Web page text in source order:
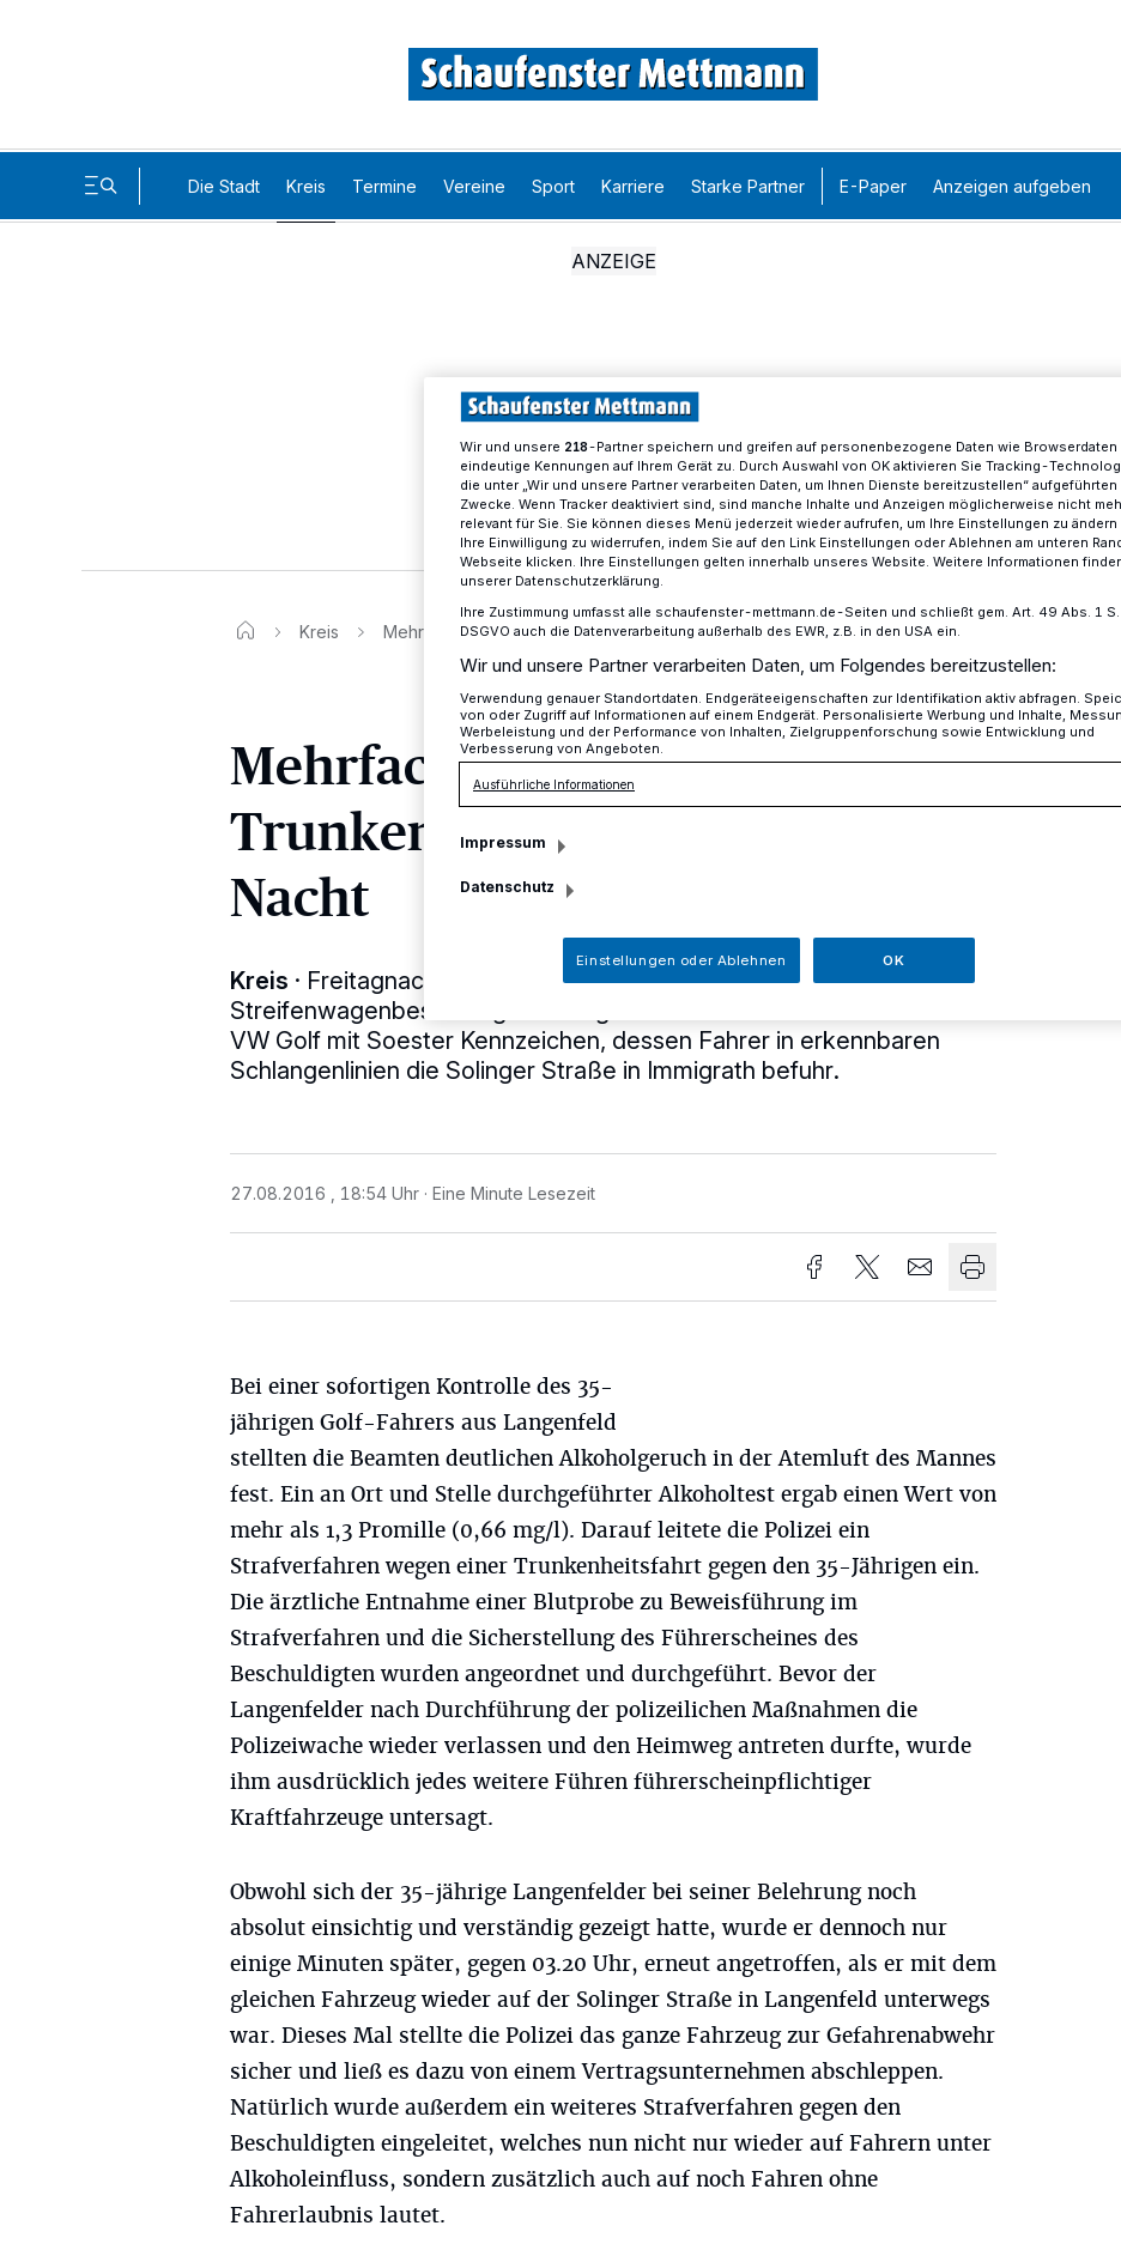
Die Stadt Kreis Termine Vereine Sport Karriere Starke Partner E-Paper Anzeigen aufgeben
Kreis Mehrfache Trunkenheitsfahrten in einer Nacht
Mehrfache
Trunkenheitsfahrten in einer
Nacht
Kreis · Freitagnacht gegen 2.10 Uhr beobachtete eine
Streifenwagenbesatzung der Langenfelder Polizei einen weißen PKW
VW Golf mit Soester Kennzeichen, dessen Fahrer in erkennbaren
Schlangenlinien die Solinger Straße in Immigrath befuhr.
27.08.2016 , 18:54 Uhr Eine Minute Lesezeit
Bei einer sofortigen Kontrolle des 35-
jährigen Golf-Fahrers aus Langenfeld
stellten die Beamten deutlichen Alkoholgeruch in der Atemluft des Mannes
fest. Ein an Ort und Stelle durchgeführter Alkoholtest ergab einen Wert von
mehr als 1,3 Promille (0,66 mg/l). Darauf leitete die Polizei ein
Strafverfahren wegen einer Trunkenheitsfahrt gegen den 35-Jährigen ein.
Die ärztliche Entnahme einer Blutprobe zu Beweisführung im
Strafverfahren und die Sicherstellung des Führerscheines des
Beschuldigten wurden angeordnet und durchgeführt. Bevor der
Langenfelder nach Durchführung der polizeilichen Maßnahmen die
Polizeiwache wieder verlassen und den Heimweg antreten durfte, wurde
ihm ausdrücklich jedes weitere Führen führerscheinpflichtiger
Kraftfahrzeuge untersagt.
Obwohl sich der 35-jährige Langenfelder bei seiner Belehrung noch
absolut einsichtig und verständig gezeigt hatte, wurde er dennoch nur
einige Minuten später, gegen 03.20 Uhr, erneut angetroffen, als er mit dem
gleichen Fahrzeug wieder auf der Solinger Straße in Langenfeld unterwegs
war. Dieses Mal stellte die Polizei das ganze Fahrzeug zur Gefahrenabwehr
sicher und ließ es dazu von einem Vertragsunternehmen abschleppen.
Natürlich wurde außerdem ein weiteres Strafverfahren gegen den
Beschuldigten eingeleitet, welches nun nicht nur wieder auf Fahrern unter
Alkoholeinfluss, sondern zusätzlich auch auf noch Fahren ohne
Fahrerlaubnis lautet.
Wir und unsere 218-Partner speichern und greifen auf personenbezogene Daten wie Browserdaten
eindeutige Kennungen auf Ihrem Gerät zu. Durch Auswahl von OK aktivieren Sie Tracking-
die unter „Wir und unsere Partner verarbeiten Daten, um Ihnen Dienste bereitzustellen“ aufgeführten
Zwecke. Wenn Tracker deaktiviert sind, sind manche Inhalte und Anzeigen möglicherweise nicht
relevant für Sie. Sie können dieses Menü jederzeit wieder aufrufen, um Ihre Einstellungen zu
Ihre Einwilligung zu widerrufen, indem Sie auf den Link Einstellungen oder Ablehnen am unteren
Webseite klicken. Ihre Einstellungen gelten innerhalb unseres Website. Weitere Informationen
unserer Datenschutzerklärung.
Ihre Zustimmung umfasst alle schaufenster-mettmann.de-Seiten und schließt gem. Art. 49 Abs. 1 S.
DSGVO auch die Datenverarbeitung außerhalb des EWR, z.B. in den USA ein.
Wir und unsere Partner verarbeiten Daten, um Folgendes bereitzustellen:
Verwendung genauer Standortdaten. Endgeräteeigenschaften zur Identifikation aktiv abfragen.
von oder Zugriff auf Informationen auf einem Endgerät. Personalisierte Werbung und Inhalte,
Werbeleistung und der Performance von Inhalten, Zielgruppenforschung sowie Entwicklung und
Verbesserung von Angeboten.
Ausführliche Informationen
Impressum
Datenschutz
Einstellungen oder Ablehnen OK